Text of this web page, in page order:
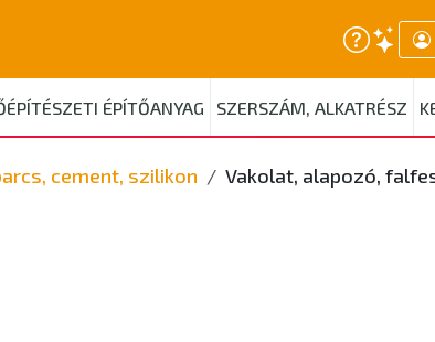
ÉPÍTŐANYAG SZERSZÁM, ALKATRÉSZ
cement, szilikon Vakolat, alapozó,